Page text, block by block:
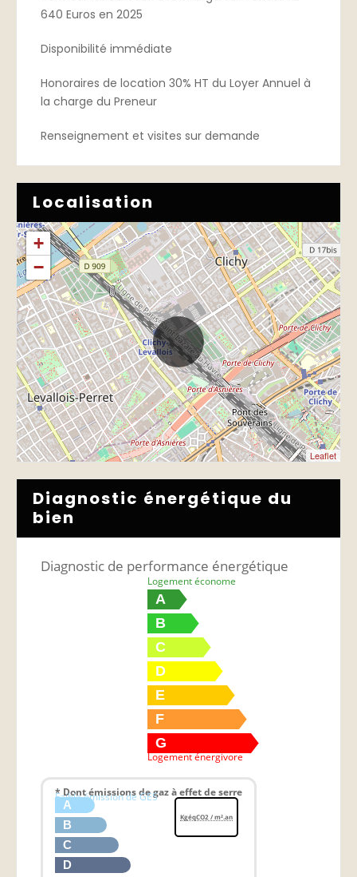
640 Euros en 2025
Disponibilité immédiate
Honoraires de location 30% HT du Loyer Annuel à
la charge du Preneur
Renseignement et visites sur demande
Localisation
+
−
Leaflet
Diagnostic énergétique du
bien
Diagnostic de performance énergétique
Logement économe
A
B
C
D
E
F
G
Logement énergivore
* Dont émissions de gaz à effet de serre
Faible émission de GES
A
B
C
D
KgéqCO2 / m².an